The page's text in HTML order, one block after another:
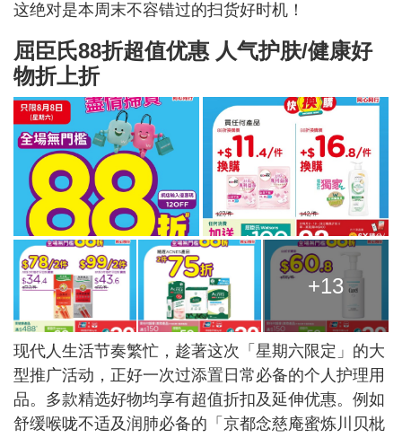
这绝对是本周末不容错过的扫货好时机！
屈臣氏88折超值优惠 人气护肤/健康好
物折上折
+13
现代人生活节奏繁忙，趁著这次「星期六限定」的大
型推广活动，正好一次过添置日常必备的个人护理用
品。多款精选好物均享有超值折扣及延伸优惠。例如
舒缓喉咙不适及润肺必备的「京都念慈庵蜜炼川贝枇